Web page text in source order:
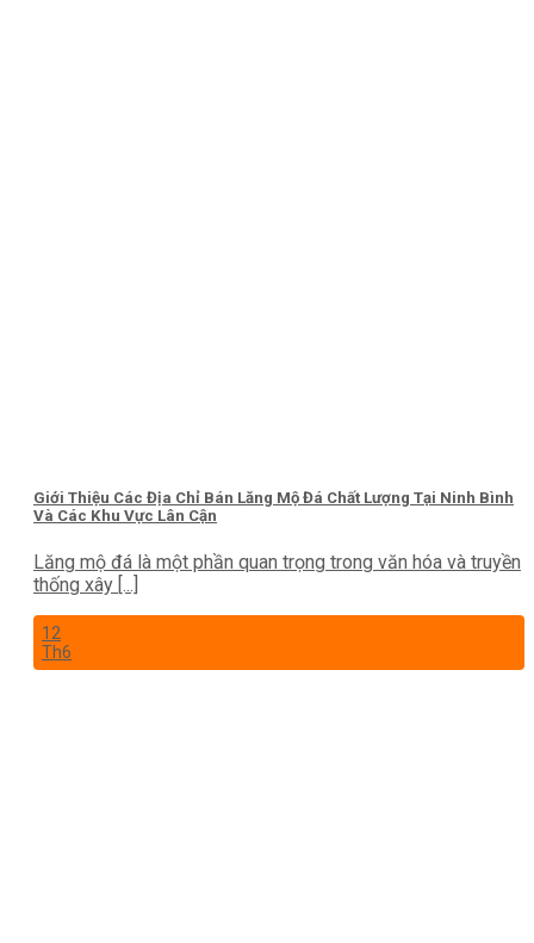
Giới Thiệu Các Địa Chỉ Bán Lăng Mộ Đá Chất Lượng Tại Ninh Bình
Và Các Khu Vực Lân Cận
Lăng mộ đá là một phần quan trọng trong văn hóa và truyền
thống xây [...]
12
Th6